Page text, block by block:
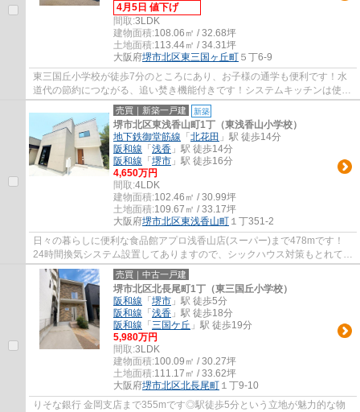
4月5日 値下げ
間取:3LDK
建物面積:108.06㎡ / 32.68坪
土地面積:113.44㎡ / 34.31坪
大阪府堺市北区東三国ヶ丘町 ５丁6-9
東三国丘小学校が徒歩7分のところにあり、お子様の通学も便利です！水
道代の節約につながる、追い焚き機能付きです！システムキッチンは使い
やすく汚れにくいのでご好評です！阪和線堺...
売買｜新築一戸建 新築
堺市北区東浅香山町1丁（東浅香山小学校）
地下鉄御堂筋線 「 北花田 」駅 徒歩14分
阪和線 「 浅香 」駅 徒歩14分
阪和線 「 堺市 」駅 徒歩16分
4,650万円
間取:4LDK
建物面積:102.46㎡ / 30.99坪
土地面積:109.67㎡ / 33.17坪
大阪府堺市北区東浅香山町 １丁351‐2
日々の暮らしに便利な食品館アプロ浅香山店(スーパー)まで478mです！
24時間換気システム設置してありますので、シックハウス対策もとれてい
ます！追い焚き機能付きのお風呂です！07224...
売買｜中古一戸建
堺市北区北長尾町1丁（東三国丘小学校）
阪和線 「 堺市 」駅 徒歩5分
阪和線 「 浅香 」駅 徒歩18分
阪和線 「 三国ケ丘 」駅 徒歩19分
5,980万円
間取:3LDK
建物面積:100.09㎡ / 30.27坪
土地面積:111.17㎡ / 33.62坪
大阪府堺市北区北長尾町 １丁9-10
りそな銀行 金岡支店まで355mです◎駅徒歩5分という立地が魅力的な物